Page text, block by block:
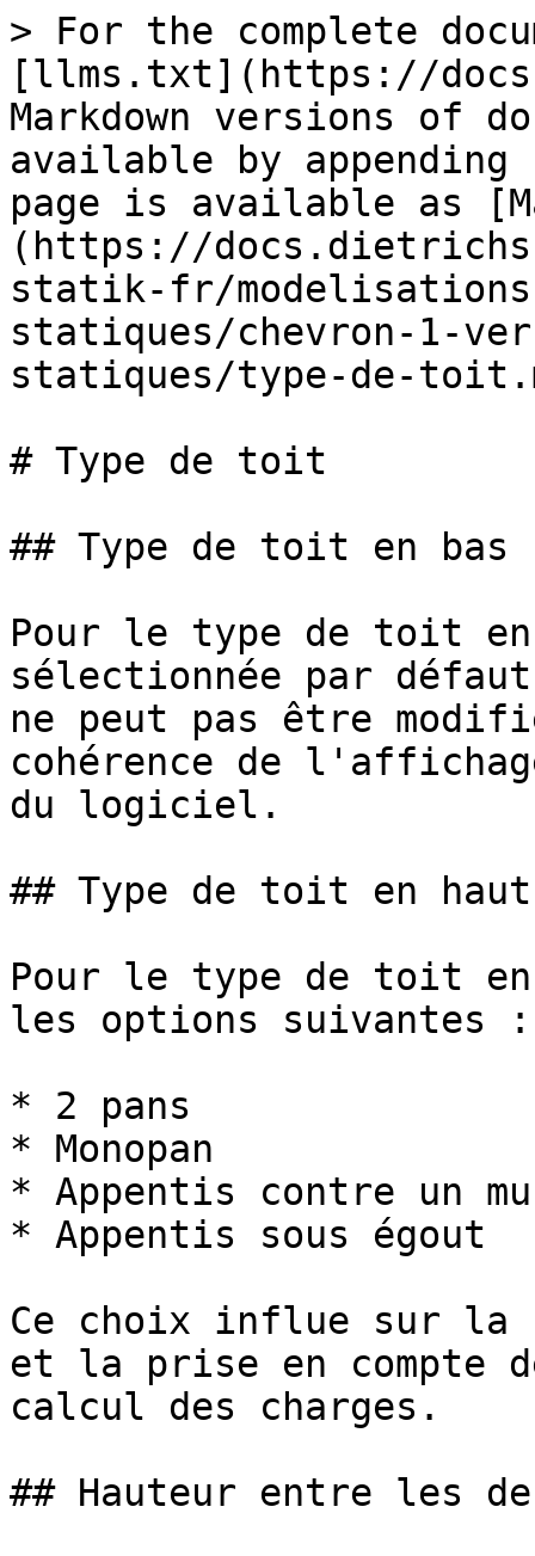
> For the complete
[llms.txt](https://
Markdown versions of
available by
page is available as
(https://
statik-fr/
statiques/chevron-1-
statiques/type-de-
# Type de toit
## Type de toit en bas
Pour le type de toit
sélectionnée par
ne peut pas être
cohérence de
du logiciel.
## Type de toit en haut
Pour le type de toit
les options suivantes :
* 2 pans
* Monopan
* Appentis contre un
* Appentis sous égout
Ce choix influe sur la
et la prise en compte
calcul des charges.
## Hauteur entre les